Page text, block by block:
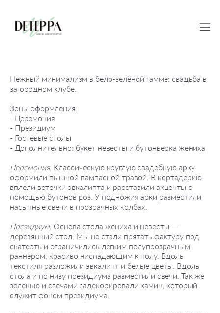
Нежный минимализм в бело-зелёной гамме: свадьба в
загородном клубе.
Зоны оформления:
- Церемония
- Президиум
- Гостевые столы
- Дополнительно: букет невесты и бутоньерка жениха
Церемония. Классическую круглую свадебную арку
оформили пышной пампасной травой. В кортадерию
вплели веточки эвкалипта и расставили акценты с
помощью бутонов роз. У подножия арки разместили
насыпные свечи в прозрачных колбах.
Президиум. Основа стола жениха и невесты —
деревянный стол. Мы не стали прятать фактуру под
скатерть и ограничились лёгким полупрозрачным
раннером, красиво ниспадающим к полу. Вдоль
текстиля разложили эвкалипт и белые цветы. Вдоль
стола и по низу президиума разместили свечи. Так же
зеленью и свечами задекорировали камин, который
служит фоном президиума.